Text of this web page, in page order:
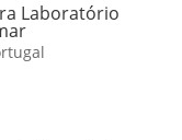
Laboratório